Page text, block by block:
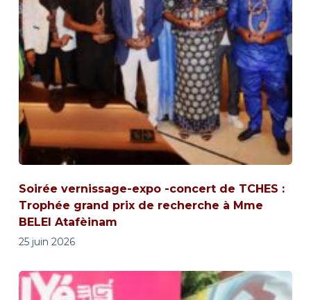
Soirée vernissage-expo -concert de TCHES :
Trophée grand prix de recherche à Mme
BELEI Atafèinam
25 juin 2026